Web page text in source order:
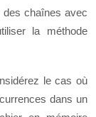
des chaînes avec
la méthode
le cas où
dans un